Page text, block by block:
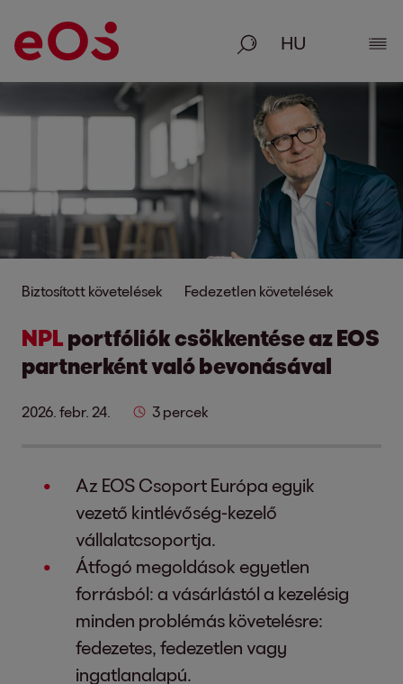
Keresés
Biztosított követelések Fedezetlen követelések
NPL portfóliók csökkentése az EOS
partnerként való bevonásával
2026. febr. 24. 3 percek
Az EOS Csoport Európa egyik
vezető kintlévőség-kezelő
vállalatcsoportja.
Átfogó megoldások egyetlen
forrásból: a vásárlástól a kezelésig
minden problémás követelésre:
fedezetes, fedezetlen vagy
ingatlanalapú.